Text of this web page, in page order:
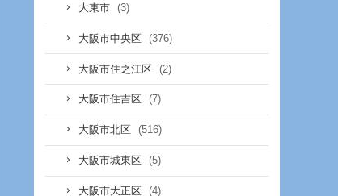
大東市 (3)
大阪市中央区 (376)
大阪市住之江区 (2)
大阪市住吉区 (7)
大阪市北区 (516)
大阪市城東区 (5)
大阪市大正区 (4)